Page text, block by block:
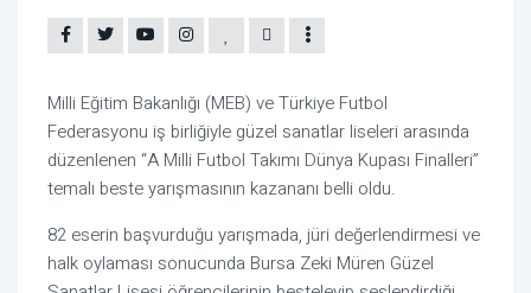
Milli Eğitim Bakanlığı (MEB) ve Türkiye Futbol
Federasyonu iş birliğiyle güzel sanatlar liseleri arasında
düzenlenen “A Milli Futbol Takımı Dünya Kupası Finalleri”
temalı beste yarışmasının kazananı belli oldu.
82 eserin başvurduğu yarışmada, jüri değerlendirmesi ve
halk oylaması sonucunda Bursa Zeki Müren Güzel